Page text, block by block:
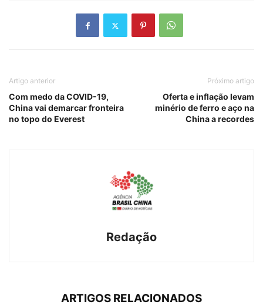
Artigo anterior
Com medo da COVID-19,
China vai demarcar fronteira
no topo do Everest
Próximo artigo
Oferta e inflação levam
minério de ferro e aço na
China a recordes
Redação
ARTIGOS RELACIONADOS